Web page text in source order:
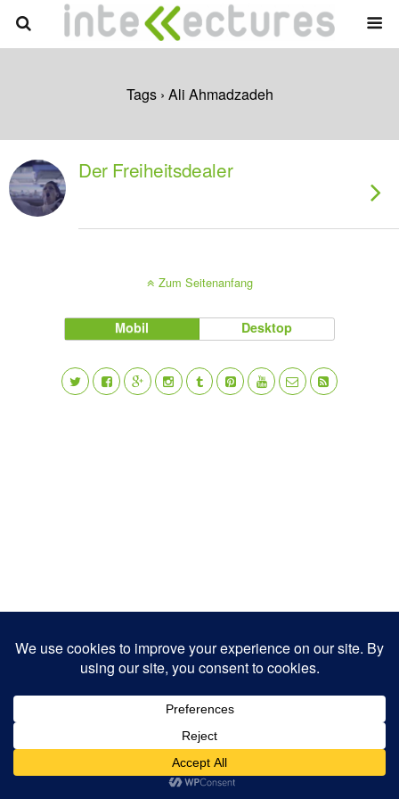
Tags › Ali Ahmadzadeh
Der Freiheitsdealer
Zum Seitenanfang
Mobil Desktop